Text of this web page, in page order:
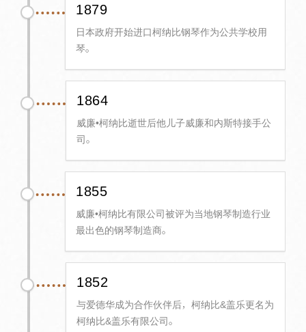
1879
日本政府开始进口柯纳比钢琴作为公共学校用
琴。
1864
威廉•柯纳比逝世后他儿子威廉和内斯特接手公
司。
1855
威廉•柯纳比有限公司被评为当地钢琴制造行业
最出色的钢琴制造商。
1852
与爱德华成为合作伙伴后，柯纳比&盖乐更名为
柯纳比&盖乐有限公司。